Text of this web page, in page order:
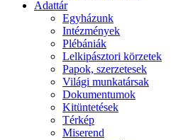
Adattár
Egyházunk
Intézmények
Plébániák
Lelkipásztori körzetek
Papok, szerzetesek
Világi munkatársak
Dokumentumok
Kitüntetések
Térkép
Miserend